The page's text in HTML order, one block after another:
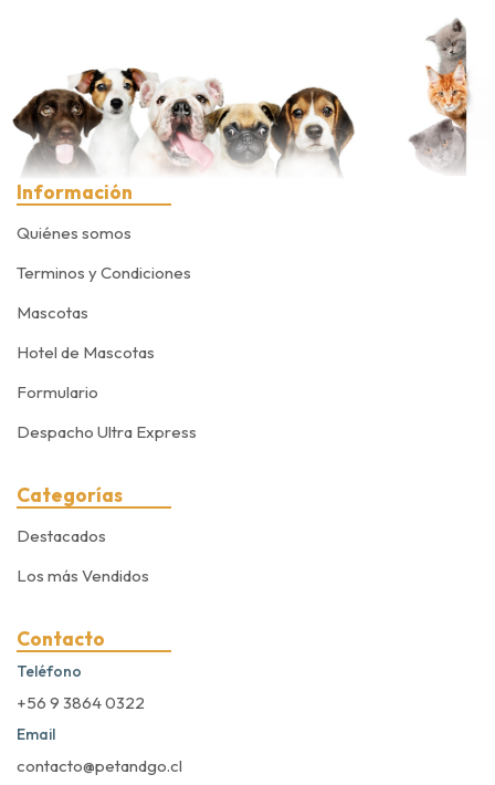
Información
Quiénes somos
Terminos y Condiciones
Mascotas
Hotel de Mascotas
Formulario
Despacho Ultra Express
Categorías
Destacados
Los más Vendidos
Contacto
Teléfono
+56 9 3864 0322
Email
contacto@petandgo.cl